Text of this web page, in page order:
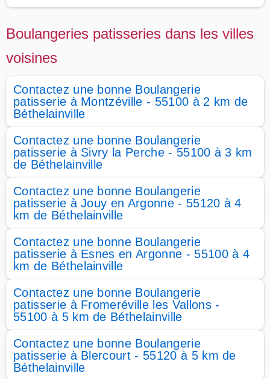
Boulangeries patisseries dans les villes
voisines
Contactez une bonne Boulangerie
patisserie à Montzéville - 55100 à 2 km de
Béthelainville
Contactez une bonne Boulangerie
patisserie à Sivry la Perche - 55100 à 3 km
de Béthelainville
Contactez une bonne Boulangerie
patisserie à Jouy en Argonne - 55120 à 4
km de Béthelainville
Contactez une bonne Boulangerie
patisserie à Esnes en Argonne - 55100 à 4
km de Béthelainville
Contactez une bonne Boulangerie
patisserie à Fromeréville les Vallons -
55100 à 5 km de Béthelainville
Contactez une bonne Boulangerie
patisserie à Blercourt - 55120 à 5 km de
Béthelainville